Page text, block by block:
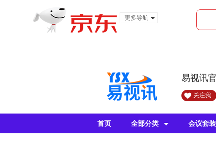
更多导航
易视讯
关注我
首页 全部分类 会议套装